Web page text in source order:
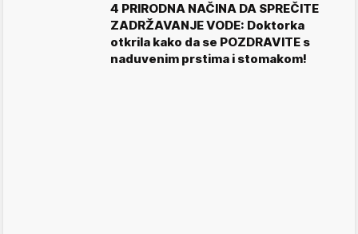
4 PRIRODNA NAČINA DA SPREČITE
ZADRŽAVANJE VODE: Doktorka
otkrila kako da se POZDRAVITE s
naduvenim prstima i stomakom!